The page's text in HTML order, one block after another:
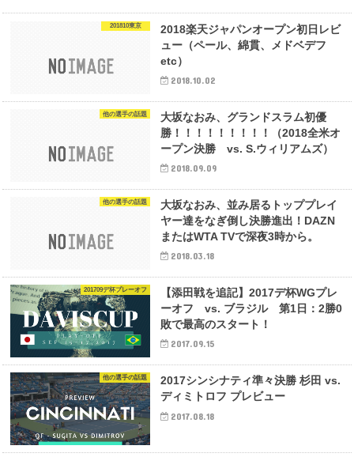
201810東京
2018楽天ジャパンオープン初日レビ
ュー（ペール、綿貫、メドベデフ
etc）
2018.10.02
他の選手の話題
大坂なおみ、グランドスラム初優
勝！！！！！！！！！（2018全米オ
ープン決勝 vs. S.ウィリアムズ）
2018.09.09
他の選手の話題
大坂なおみ、並み居るトッププレイ
ヤー達をなぎ倒し決勝進出！DAZN
またはWTA TVで深夜3時から。
2018.03.18
201709デ杯プレーオフ
【添田戦を追記】2017デ杯WGプレ
ーオフ vs. ブラジル 第1日：2勝0
敗で最高のスタート！
2017.09.15
他の選手の話題
2017シンシナティ準々決勝 杉田 vs.
ディミトロフ プレビュー
2017.08.18